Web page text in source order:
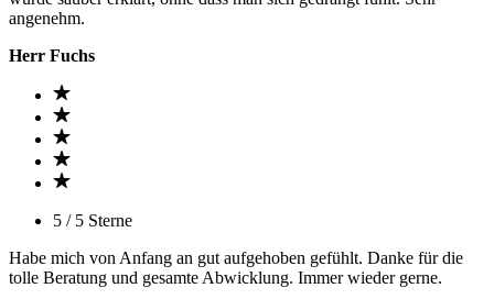
angenehm.
Herr Fuchs
5 / 5 Sterne
Habe mich von Anfang an gut aufgehoben gefühlt. Danke für die
tolle Beratung und gesamte Abwicklung. Immer wieder gerne.